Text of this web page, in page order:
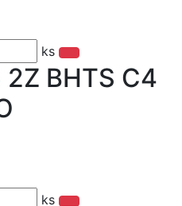
ks
BHTS C4
ks